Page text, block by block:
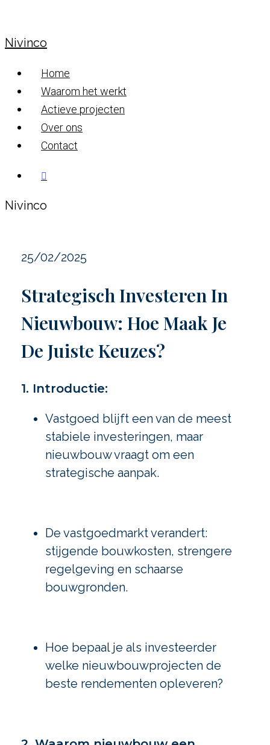
main
content
Nivinco
Menu
Home
Waarom het werkt
Actieve projecten
Over ons
Contact
linkedin
Nivinco
25/02/2025
Strategisch Investeren In
Nieuwbouw: Hoe Maak Je
De Juiste Keuzes?
1. Introductie:
Vastgoed blijft een van de meest
stabiele investeringen, maar
nieuwbouw vraagt om een
strategische aanpak.
De vastgoedmarkt verandert:
stijgende bouwkosten, strengere
regelgeving en schaarse
bouwgronden.
Hoe bepaal je als investeerder
welke nieuwbouwprojecten de
beste rendementen opleveren?